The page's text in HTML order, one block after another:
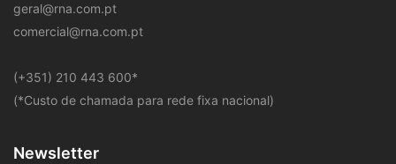
geral@rna.com.pt
comercial@rna.com.pt
​(+351) 210 443 600*
(*Custo de chamada para rede fixa nacional)
Newsletter